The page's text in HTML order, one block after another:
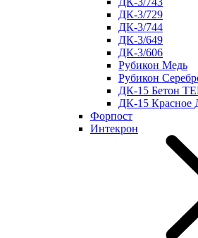
ДК-3/729
ДК-3/744
ДК-3/649
ДК-3/606
Рубикон Медь
Рубикон
ДК-15 Бетон
ДК-15
Форпост
Интекрон